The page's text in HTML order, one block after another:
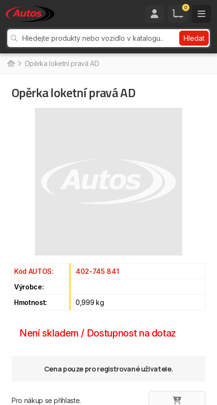
0
Hledat
Opěrka loketní pravá AD
Opěrka loketní pravá AD
Kód AUTOS:
402-745 841
Výrobce:
Hmotnost:
0,999 kg
Není skladem / Dostupnost na dotaz
Cena pouze pro registrované uživatele.
Pro nákup se přihlaste.